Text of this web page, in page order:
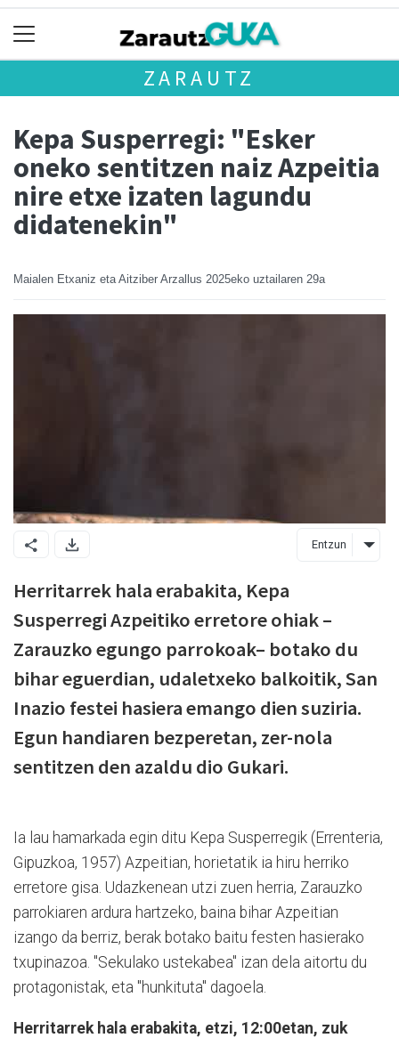
ZARAUTZ
Kepa Susperregi: "Esker
oneko sentitzen naiz Azpeitia
nire etxe izaten lagundu
didatenekin"
Maialen Etxaniz eta Aitziber Arzallus 2025eko uztailaren 29a
Entzun
Herritarrek hala erabakita, Kepa
Susperregi Azpeitiko erretore ohiak –
Zarauzko egungo parrokoak– botako du
bihar eguerdian, udaletxeko balkoitik, San
Inazio festei hasiera emango dien suziria.
Egun handiaren bezperetan, zer-nola
sentitzen den azaldu dio Gukari.
Ia lau hamarkada egin ditu Kepa Susperregik (Errenteria,
Gipuzkoa, 1957) Azpeitian, horietatik ia hiru herriko
erretore gisa. Udazkenean utzi zuen herria, Zarauzko
parrokiaren ardura hartzeko, baina bihar Azpeitian
izango da berriz, berak botako baitu festen hasierako
txupinazoa. "Sekulako ustekabea" izan dela aitortu du
protagonistak, eta "hunkituta" dagoela.
Herritarrek hala erabakita, etzi, 12:00etan, zuk